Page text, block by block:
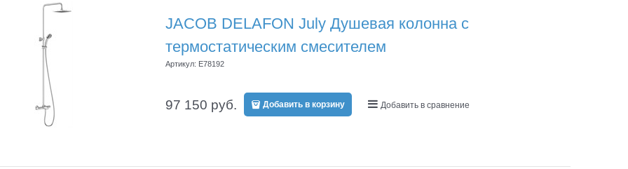
JACOB DELAFON July Душевая колонна с
термостатическим смесителем
Артикул: E78192
97 150 руб. Добавить в корзину Добавить в сравнение